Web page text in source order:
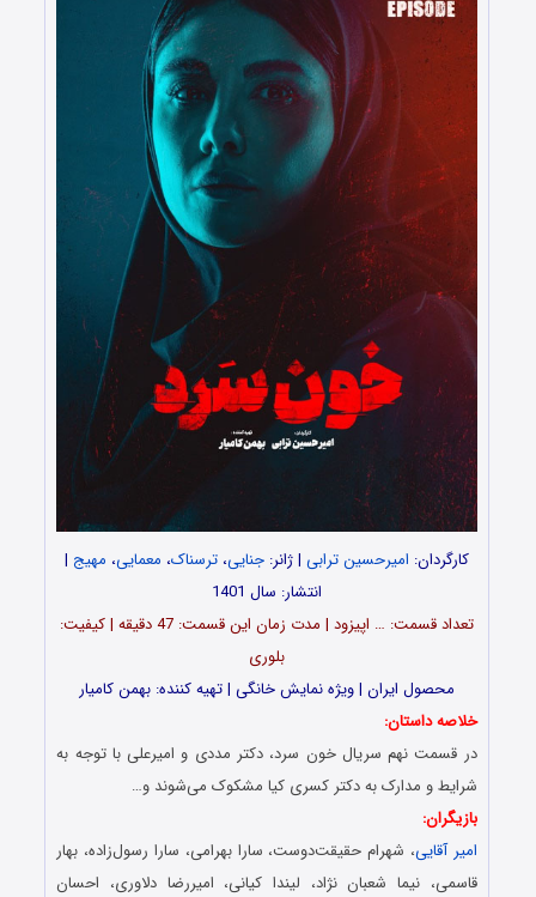
کارگردان: امیرحسین ترابی | ژانر: جنایی، ترسناک، معمایی، مهیج |
انتشار: سال 1401
تعداد قسمت‎: … اپیزود | مدت زمان این قسمت: 47 دقیقه | کیفیت:
بلوری
محصول ایران | ویژه نمایش خانگی | تهیه کننده: بهمن کامیار
خلاصه داستان:
در قسمت نهم سریال خون سرد، دکتر مددى و امیرعلى با توجه به
شرایط و مدارک به دکتر کسرى کیا مشکوک می‌شوند و…
بازیگران:
امیر آقایی، شهرام حقیقت‌دوست، سارا بهرامی، سارا رسول‌زاده، بهار
قاسمی، نیما شعبان نژاد، لیندا کیانی، امیررضا دلاوری، احسان